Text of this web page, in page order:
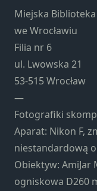
Miejska
we Wrocławiu
Filia nr 6
ul. Lwowska 21
53-515 Wrocław
—
Fotografiki
Aparat: Nikon F,
niestandardową
Obiektyw: AmiJar
ogniskowa D260